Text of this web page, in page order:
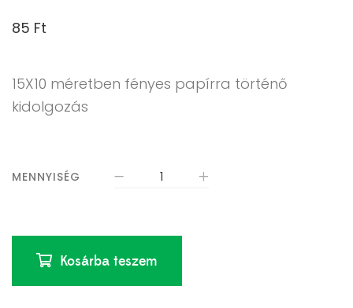
85 Ft
15X10 méretben fényes papírra történő
kidolgozás
MENNYISÉG
Kosárba teszem